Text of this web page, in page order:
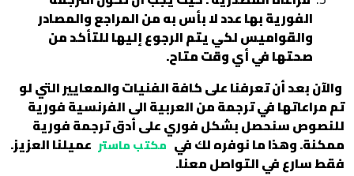
الفورية بها عدد لا بأس به من المراجع والمصادر
والقواميس لكي يتم الرجوع إليها للتأكد من
صحتها في أي وقت متاح.
والآن بعد أن تعرفنا على كافة الفنيات والمعايير التي لو
تم مراعاتها في ترجمة من العربية الى الفرنسية فورية
للنصوص سنحصل بشكل فوري على أدق ترجمة فورية
ممكنة. وهذا ما نوفره لك في مكتب ماستر عميلنا العزيز.
فقط سارع في التواصل معنا.